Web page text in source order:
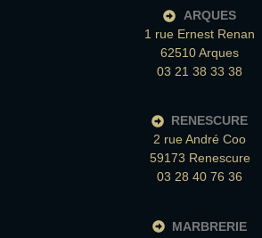
ARQUES
1 rue Ernest Renan
62510 Arques
03 21 38 33 38
RENESCURE
2 rue André Coo
59173 Renescure
03 28 40 76 36
MARBRERIE